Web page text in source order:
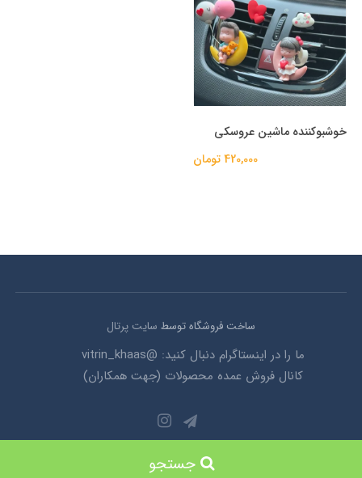
خوشبوکننده ماشین عروسکی
420,000 تومان
جستجو
ساخت فروشگاه توسط سایت پرتال
ما را در اینستاگرام دنبال کنید: @vitrin_khaas
کانال فروش عمده محصولات (جهت همکاران)
© تمامی حقوق این وبسایت محفوظ می باشد 1403